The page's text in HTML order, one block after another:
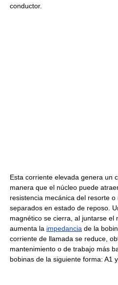
conductor.
Esta corriente elevada genera un
manera que el núcleo puede
resistencia mecánica del resorte
separados en estado de reposo.
magnético se cierra, al juntarse el
aumenta la impedancia de la
corriente de llamada se reduce,
mantenimiento o de trabajo más
bobinas de la siguiente forma: A1 y